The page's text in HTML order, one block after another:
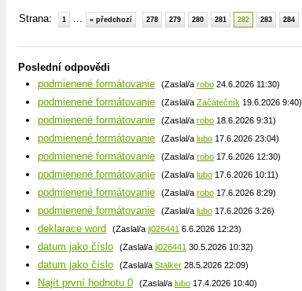
Strana: 1 ... « předchozí 278 279 280 281 282 283 284
Poslední odpovědi
podmienené formátovanie
(Zaslal/a robo 24.6.2026 11:30)
podmienené formátovanie (Zaslal/a Začátečník 19.6.2026 9:40)
podmienené formátovanie (Zaslal/a robo 18.6.2026 9:31)
podmienené formátovanie (Zaslal/a lubo 17.6.2026 23:04)
podmienené formátovanie (Zaslal/a robo 17.6.2026 12:30)
podmienené formátovanie (Zaslal/a lubo 17.6.2026 10:11)
podmienené formátovanie (Zaslal/a robo 17.6.2026 8:29)
podmienené formátovanie (Zaslal/a lubo 17.6.2026 3:26)
deklarace word (Zaslal/a ji026441 6.6.2026 12:23)
datum jako číslo (Zaslal/a ji026441 30.5.2026 10:32)
datum jako číslo (Zaslal/a Stalker 28.5.2026 22:09)
Najít první hodnotu 0 (Zaslal/a lubo 17.4.2026 10:40)